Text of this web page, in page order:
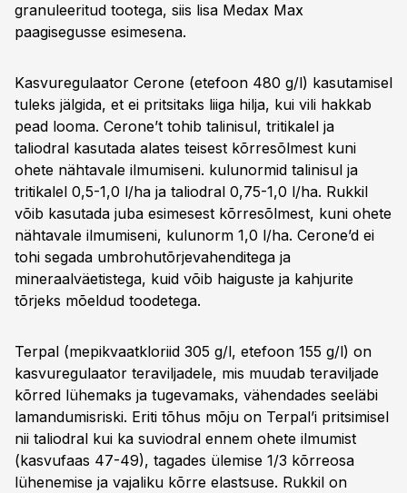
granuleeritud tootega, siis lisa Medax Max
paagisegusse esimesena.
Kasvuregulaator Cerone (etefoon 480 g/l) kasutamisel
tuleks jälgida, et ei pritsitaks liiga hilja, kui vili hakkab
pead looma. Cerone’t tohib talinisul, tritikalel ja
taliodral kasutada alates teisest kõrresõlmest kuni
ohete nähtavale ilmumiseni. kulunormid talinisul ja
tritikalel 0,5-1,0 l/ha ja taliodral 0,75-1,0 l/ha. Rukkil
võib kasutada juba esimesest kõrresõlmest, kuni ohete
nähtavale ilmumiseni, kulunorm 1,0 l/ha. Cerone’d ei
tohi segada umbrohutõrjevahenditega ja
mineraalväetistega, kuid võib haiguste ja kahjurite
tõrjeks mõeldud toodetega.
Terpal (mepikvaatkloriid 305 g/l, etefoon 155 g/l) on
kasvuregulaator teraviljadele, mis muudab teraviljade
kõrred lühemaks ja tugevamaks, vähendades seeläbi
lamandumisriski. Eriti tõhus mõju on Terpal’i pritsimisel
nii taliodral kui ka suviodral ennem ohete ilmumist
(kasvufaas 47-49), tagades ülemise 1/3 kõrreosa
lühenemise ja vajaliku kõrre elastsuse. Rukkil on